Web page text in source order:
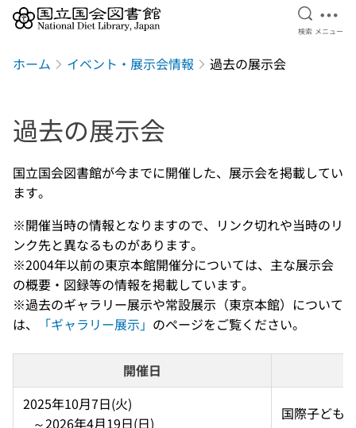
検索を
検索 メ
メニュー
ホーム イベント・展示会情報 過去の展示会
過去の展示会
国立国会図書館が今までに開催した、展示会を掲載してい
ます。
※開催当時の情報となりますので、リンク切れや当時のリ
ンク先と異なるものがあります。
※2004年以前の東京本館開催分については、主な展示会
の概要・図録等の情報を掲載しています。
※過去のギャラリー展示や常設展示（東京本館）について
は、
「ギャラリー展示」 のページをご覧ください。
開催日
2025年10月7日(火)
   ～2026年4月19日(日)
国際子ども